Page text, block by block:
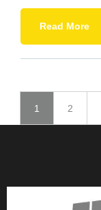
Read More
1 2